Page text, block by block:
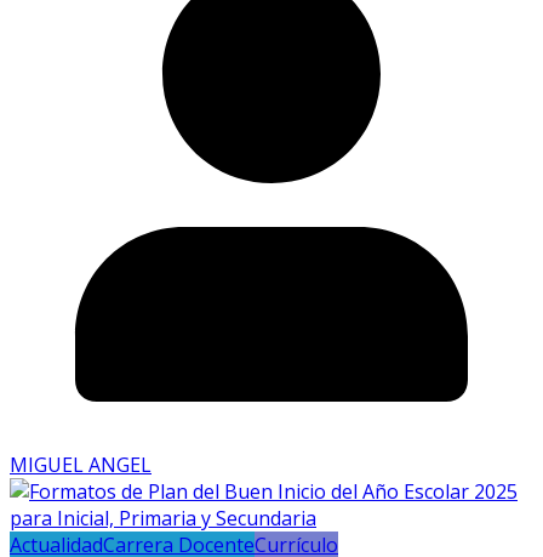
MIGUEL ANGEL
ActualidadCarrera DocenteCurrículo